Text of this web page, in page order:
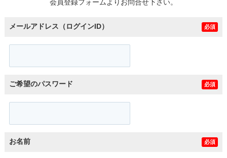
会員登録フォームよりお問合せ下さい。
メールアドレス（ログインID） 必須
ご希望のパスワード 必須
お名前 必須